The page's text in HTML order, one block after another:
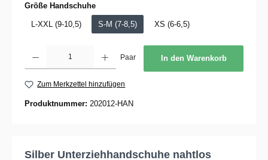
Größe Handschuheauswählen
L-XXL (9-10,5) S-M (7-8,5) XS (6-6,5)
Paar In den Warenkorb
Zum Merkzettel hinzufügen
Produktnummer: 202012-HAN
Silber Unterziehhandschuhe nahtlos